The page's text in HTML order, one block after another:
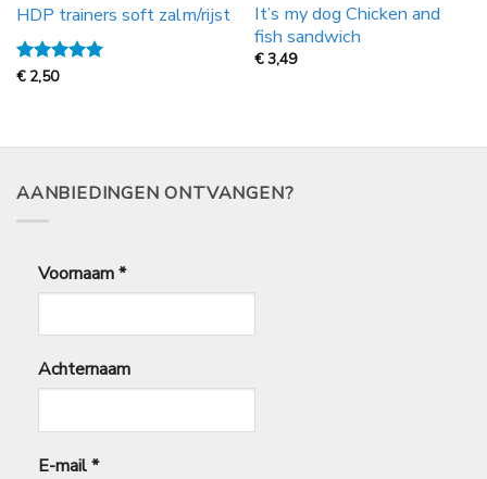
HDP trainers soft zalm/rijst
Gewaardeerd
€ 2,50
It’s my dog Chicken and
fish sandwich
€3,49
AANBIEDINGEN ONTVANGEN?
Voornaam*
Achternaam
E-mail*